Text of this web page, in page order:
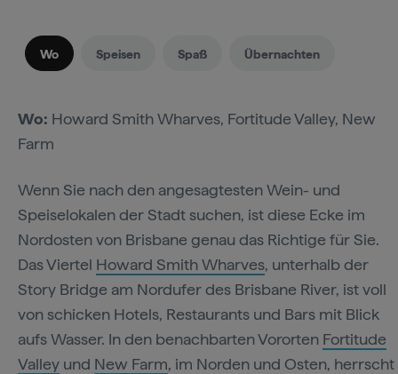
Wo Speisen Spaß Übernachten
Wo: Howard Smith Wharves, Fortitude Valley, New
Farm
Wenn Sie nach den angesagtesten Wein- und
Speiselokalen der Stadt suchen, ist diese Ecke im
Nordosten von Brisbane genau das Richtige für Sie.
Das Viertel Howard Smith Wharves, unterhalb der
Story Bridge am Nordufer des Brisbane River, ist voll
von schicken Hotels, Restaurants und Bars mit Blick
aufs Wasser. In den benachbarten Vororten Fortitude
Valley und New Farm, im Norden und Osten, herrscht